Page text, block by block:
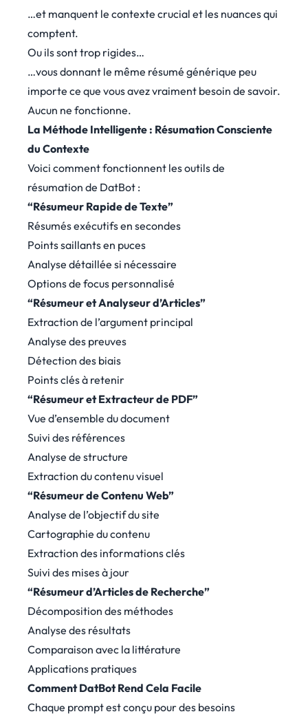
…et manquent le contexte crucial et les nuances qui
comptent.
Ou ils sont trop rigides…
…vous donnant le même résumé générique peu
importe ce que vous avez vraiment besoin de savoir.
Aucun ne fonctionne.
La Méthode Intelligente : Résumation Consciente
du Contexte
Voici comment fonctionnent les outils de
résumation de DatBot :
“Résumeur Rapide de Texte”
Résumés exécutifs en secondes
Points saillants en puces
Analyse détaillée si nécessaire
Options de focus personnalisé
“Résumeur et Analyseur d’Articles”
Extraction de l’argument principal
Analyse des preuves
Détection des biais
Points clés à retenir
“Résumeur et Extracteur de PDF”
Vue d’ensemble du document
Suivi des références
Analyse de structure
Extraction du contenu visuel
“Résumeur de Contenu Web”
Analyse de l’objectif du site
Cartographie du contenu
Extraction des informations clés
Suivi des mises à jour
“Résumeur d’Articles de Recherche”
Décomposition des méthodes
Analyse des résultats
Comparaison avec la littérature
Applications pratiques
Comment DatBot Rend Cela Facile
Chaque prompt est conçu pour des besoins